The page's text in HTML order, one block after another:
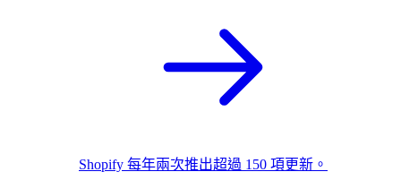
Shopify 每年兩次推出超過 150 項更新。